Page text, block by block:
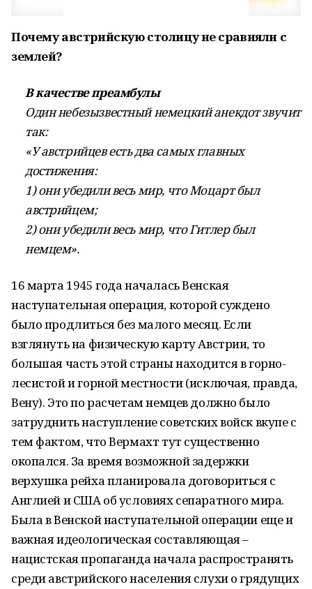
Почему австрийскую столицу не сравняли с
землей?
В качестве преамбулы
Один небезызвестный немецкий анекдот звучит
так:
«У австрийцев есть два самых главных
достижения:
1) они убедили весь мир, что Моцарт был
австрийцем;
2) они убедили весь мир, что Гитлер был
немцем».
16 марта 1945 года началась Венская
наступательная операция, которой суждено
было продлиться без малого месяц. Если
взглянуть на физическую карту Австрии, то
большая часть этой страны находится в горно-
лесистой и горной местности (исключая, правда,
Вену). Это по расчетам немцев должно было
затруднить наступление советских войск вкупе с
тем фактом, что Вермахт тут существенно
окопался. За время возможной задержки
верхушка рейха планировала договориться с
Англией и США об условиях сепаратного мира.
Была в Венской наступательной операции еще и
важная идеологическая составляющая –
нацистская пропаганда начала распространять
среди австрийского населения слухи о грядущих